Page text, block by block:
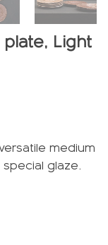
plate, Light
medium
glaze.
drople quantity